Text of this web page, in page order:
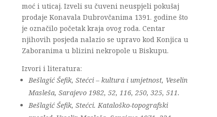
moć i uticaj. Izveli su čuveni neuspjeli pokušaj
prodaje Konavala Dubrovčanima 1391. godine što
je označilo početak kraja ovog roda. Centar
njihovih posjeda nalazio se upravo kod Konjica u
Zaboranima u blizini nekropole u Biskupu.
Izvori i literatura:
Bešlagić Šefik, Stećci – kultura i umjetnost, Veselin
Masleša, Sarajevo 1982, 52, 116, 250, 325, 511.
Bešlagić Šefik, Stećci. Kataloško-topografski